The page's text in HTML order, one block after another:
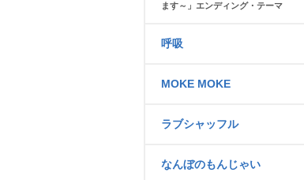
ます～」エンディング・テーマ
呼吸
MOKE MOKE
ラブシャッフル
なんぼのもんじゃい